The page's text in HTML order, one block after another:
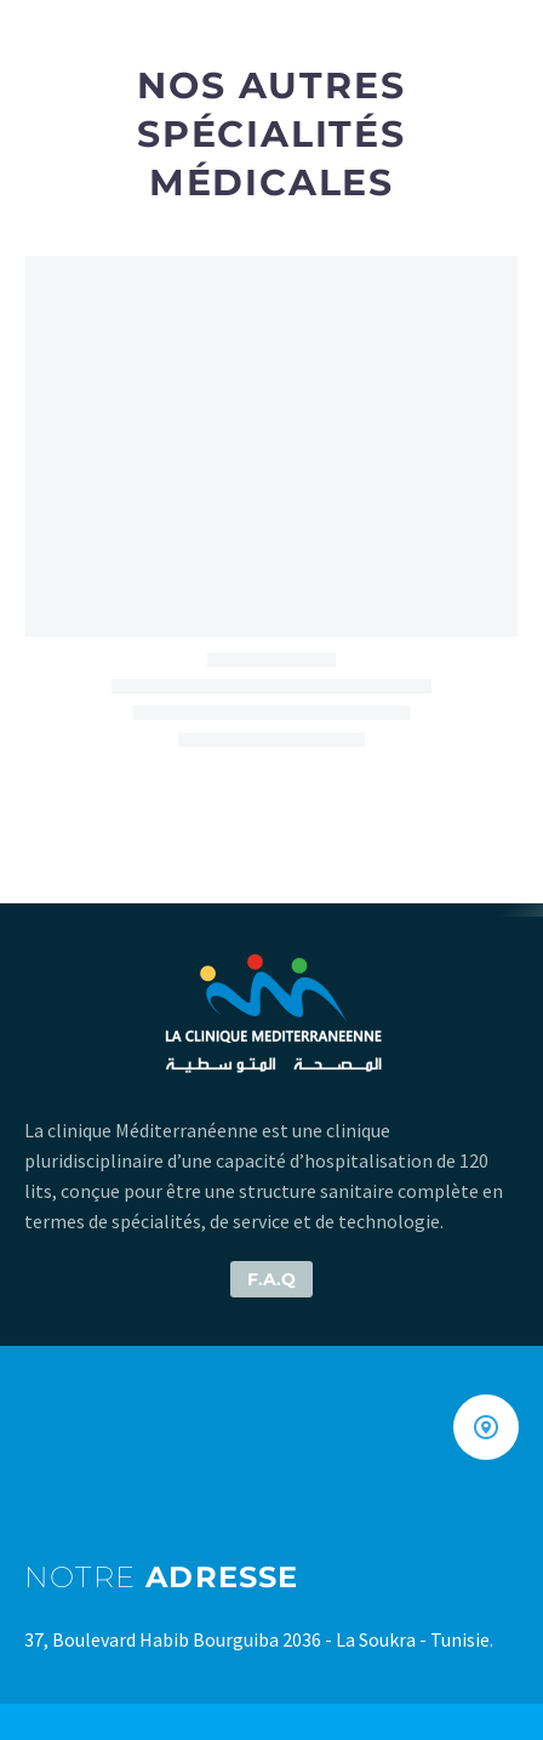
NOS AUTRES
SPÉCIALITÉS
MÉDICALES
La clinique Méditerranéenne est une clinique
pluridisciplinaire d’une capacité d’hospitalisation de 120
lits, conçue pour être une structure sanitaire complète en
termes de spécialités, de service et de technologie.
F.A.Q
NOTRE ADRESSE
37, Boulevard Habib Bourguiba 2036 - La Soukra - Tunisie.